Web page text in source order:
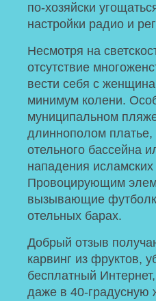
по-хозяйски
настройки радио и
Несмотря на
отсутствие
вести себя с
минимум колени.
муниципальном
длиннополом платье,
отельного бассейна
нападения
Провоцирующим
вызывающие
отельных барах.
Добрый отзыв
карвинг из фруктов,
бесплатный
даже в 40-градусную